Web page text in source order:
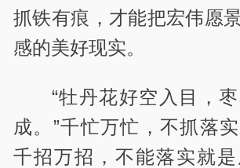
抓铁有痕，才能把宏伟愿
感的美好现实。
“牡丹花好空入目，
成。”千忙万忙，不抓落
千招万招，不能落实就